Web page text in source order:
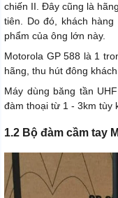
chiến II. Đây cũng là
tiên. Do đó, khách
phẩm của ông lớn này.
Motorola GP 588 là 1
hãng, thu hút đông khách
Máy dùng băng tần
đàm thoại từ 1 - 3km tùy
1.2 Bộ đàm cầm tay